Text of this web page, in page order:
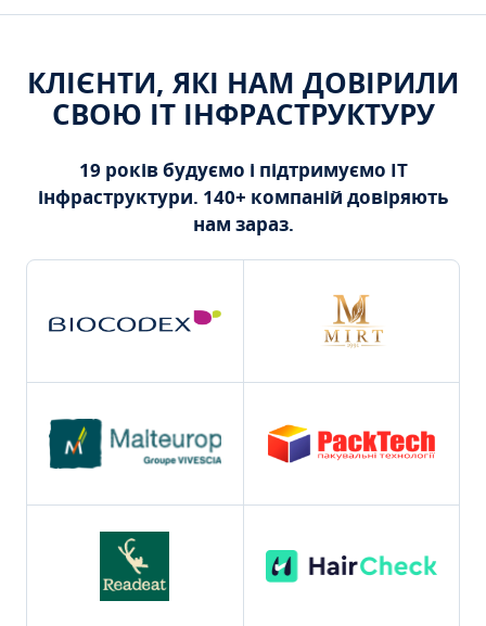
КЛІЄНТИ, ЯКІ НАМ ДОВІРИЛИ
СВОЮ ІТ ІНФРАСТРУКТУРУ
19 років будуємо і підтримуємо ІТ
інфраструктури. 140+ компаній довіряють
нам зараз.